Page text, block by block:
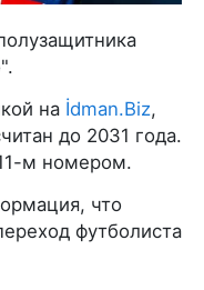
на İdman.Biz,
до 2031 года.
м номером.
что
футболиста